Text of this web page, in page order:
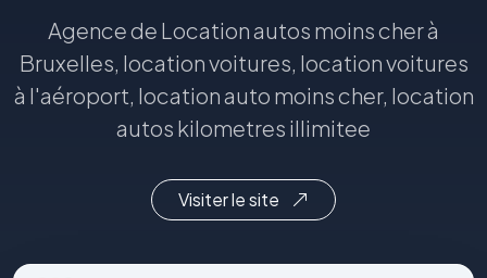
Agence de Location autos moins cher à
Bruxelles, location voitures, location voitures
à l'aéroport, location auto moins cher, location
autos kilometres illimitee
Visiter le site